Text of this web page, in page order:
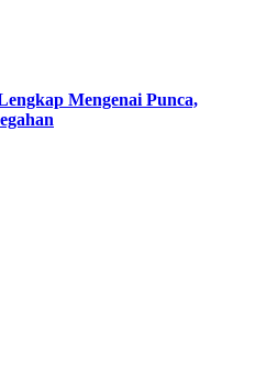
Mengenai Punca,